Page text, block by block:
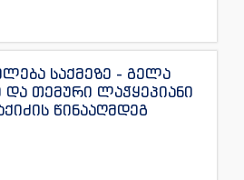
საქმეზე - გელა
თემური ლაჭყეპიანი
წინააღმდეგ